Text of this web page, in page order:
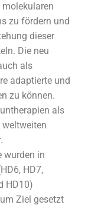
zu fördern und
dieser
Die neu
als
adaptierte und
zu können.
als
weltweiten
wurden in
HD7,
HD10)
Ziel gesetzt